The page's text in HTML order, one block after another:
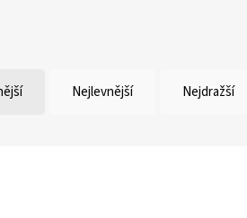
Nejlevnější Nejdražší